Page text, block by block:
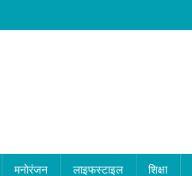
मनोरंजन लाइफस्टाइल शिक्षा